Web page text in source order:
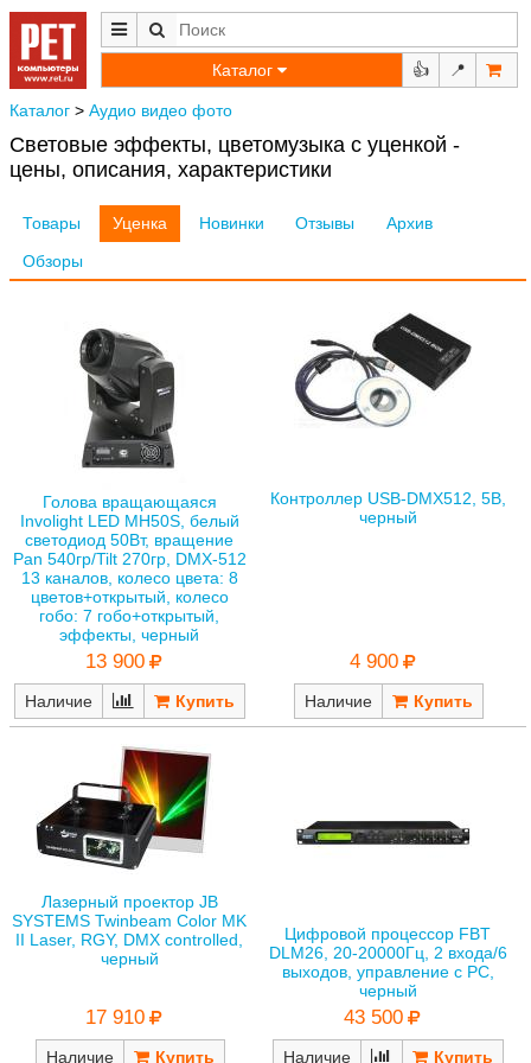
Каталог 👍 📍
Каталог > Аудио видео фото
Световые эффекты, цветомузыка с уценкой -
цены, описания, характеристики
Товары Уценка Новинки Отзывы
Архив
Обзоры
Голова вращающаяся
Involight LED MH50S, белый
светодиод 50Вт, вращение
Pan 540гр/Tilt 270гр, DMX-512
13 каналов, колесо цвета: 8
цветов+открытый, колесо
гобо: 7 гобо+открытый,
эффекты, черный
13 900
Наличие
Контроллер USB-DMX512, 5В,
черный
4 900
Наличие
Лазерный проектор JB
SYSTEMS Twinbeam Color MK
II Laser, RGY, DMX controlled,
черный
17 910
Наличие
Цифровой процессор FBT
DLM26, 20-20000Гц, 2 входа/6
выходов, управление с PC,
черный
43 500
Наличие